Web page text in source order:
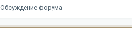
Обсуждение форума